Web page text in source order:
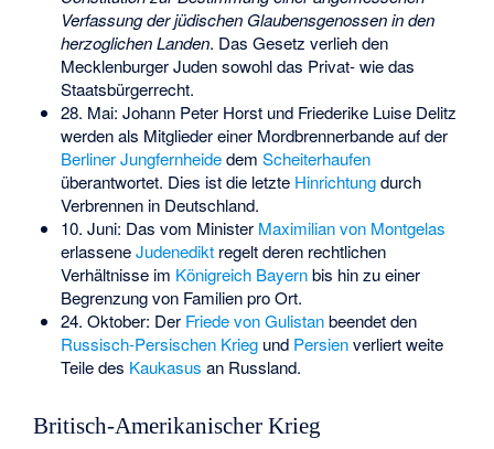
Verfassung der jüdischen Glaubensgenossen in den
herzoglichen Landen. Das Gesetz verlieh den
Mecklenburger Juden sowohl das Privat- wie das
Staatsbürgerrecht.
28. Mai: Johann Peter Horst und Friederike Luise Delitz
werden als Mitglieder einer Mordbrennerbande auf der
Berliner Jungfernheidedem Scheiterhaufen
überantwortet. Dies ist die letzte Hinrichtungdurch
Verbrennen in Deutschland.
10. Juni: Das vom Minister Maximilian von Montgelas
erlasseneJudenediktregelt deren rechtlichen
Verhältnisse im Königreich Bayernbis hin zu einer
Begrenzung von Familien pro Ort.
24. Oktober: Der Friede von Gulistanbeendet den
Russisch-Persischen Kriegund Persienverliert weite
Teile des Kaukasus an Russland.
Britisch-Amerikanischer Krieg